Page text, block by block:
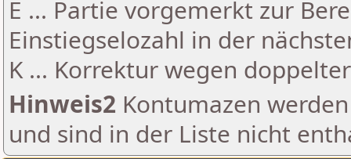
E ... Partie vorgemerkt zur
Einstiegselozahl in der
K ... Korrektur wegen
Hinweis2 Kontumazen
und sind in der Liste nicht